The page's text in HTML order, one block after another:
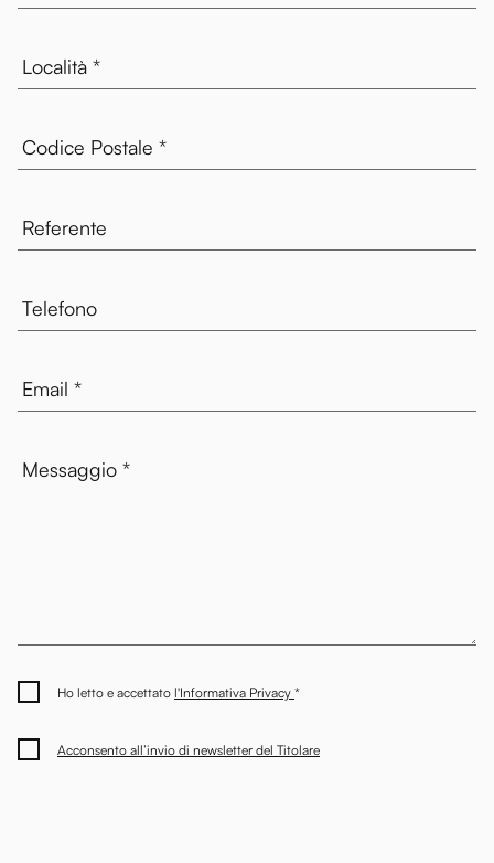
Ho letto e accettato l'Informativa Privacy *
Acconsento all’invio di newsletter del Titolare